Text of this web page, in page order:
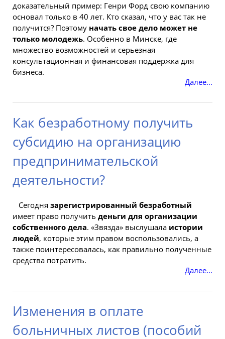
доказательный пример: Генри Форд свою компанию
основал только в 40 лет. Кто сказал, что у вас так не
получится? Поэтому начать свое дело может не
только молодежь. Особенно в Минске, где
множество возможностей и серьезная
консультационная и финансовая поддержка для
бизнеса.
Далее...
Как безработному получить
субсидию на организацию
предпринимательской
деятельности?
Сегодня зарегистрированный безработный
имеет право получить деньги для организации
собственного дела. «Звязда» выслушала истории
людей, которые этим правом воспользовались, а
также поинтересовалась, как правильно полученные
средства потратить.
Далее...
Изменения в оплате
больничных листов (пособий